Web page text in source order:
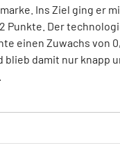
Ins Ziel ging er
Punkte. Der
einen Zuwachs von
blieb damit nur knapp